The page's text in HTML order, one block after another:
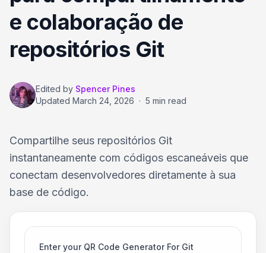
e colaboração de
repositórios Git
Edited by Spencer Pines
Updated March 24, 2026 · 5 min read
Compartilhe seus repositórios Git
instantaneamente com códigos escaneáveis que
conectam desenvolvedores diretamente à sua
base de código.
Enter your QR Code Generator For Git